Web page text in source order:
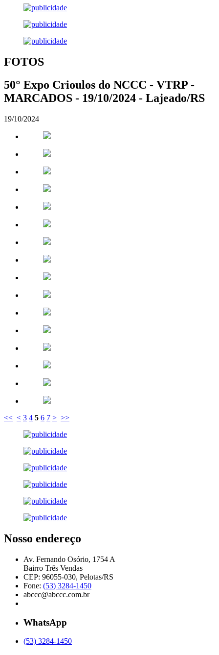
FOTOS
50° Expo Crioulos do NCCC - VTRP -
MARCADOS - 19/10/2024 - Lajeado/RS
19/10/2024
<< < 3 4 5 6 7 > >>
Nosso endereço
Av. Fernando Osório, 1754 A
Bairro Três Vendas
CEP: 96055-030, Pelotas/RS
Fone: (53) 3284-1450
abccc@abccc.com.br
WhatsApp
(53) 3284-1450